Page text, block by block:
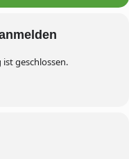
geschlossen.